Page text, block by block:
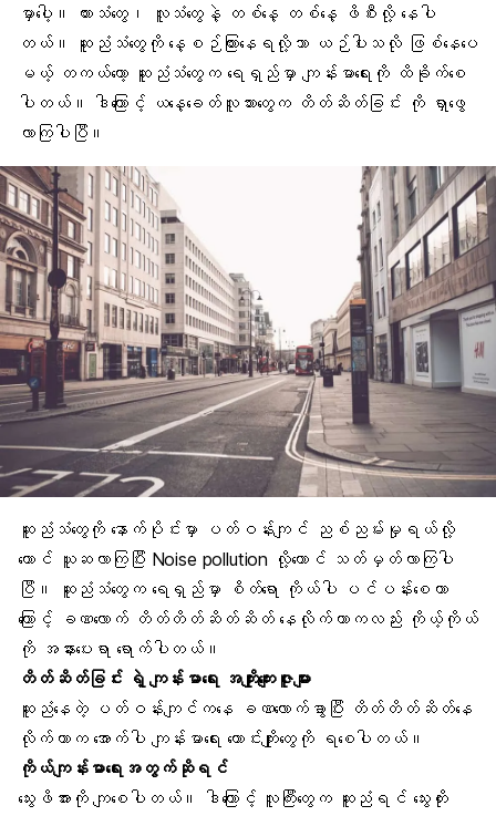
မှာပေါ့။ ကားသံတွေ၊ လူသံတွေနဲ့ တစ်နေ့ တစ်နေ့ ဖိစီးလို့ နေပါ
တယ်။ ဆူညံသံတွေကို နေ့စဉ်ကြားနေရလို့သာ ယဉ်ပါးသလို ဖြစ်နေပေ
မယ့် တကယ်တော့ ဆူညံသံတွေက ရေရှည်မှာ ကျန်းမာရေးကို ထိခိုက်စေ
ပါတယ်။ ဒါကြောင့် ယနေ့ခေတ်လူသားတွေက တိတ်ဆိတ်ခြင်း ကို ရှာဖွေ
လာကြပါပြီ။
ဆူညံသံတွေကို နောက်ပိုင်းမှာ ပတ်ဝန်းကျင် ညစ်ညမ်းမှုရယ်လို့
တောင် ယူဆလာကြပြီး Noise pollution လို့တောင် သတ်မှတ်လာကြပါ
ပြီ။ ဆူညံသံတွေက ရေရှည်မှာ စိတ်ရော ကိုယ်ပါ ပင်ပန်းစေတာ
ကြောင့် ခဏလောက် တိတ်တိတ်ဆိတ်ဆိတ် နေလိုက်တာကလည်း ကိုယ့်ကိုယ်
ကို အနားပေးရာ ရောက်ပါတယ်။
တိတ်ဆိတ်ခြင်း ရဲ့ ကျန်းမာရေး အကျိုးကျေးဇူးများ
ဆူညံနေတဲ့ ပတ်ဝန်းကျင်ကနေ ခဏလောက်ခွာပြီး တိတ်တိတ်ဆိတ်နေ
လိုက်တာက အောက်ပါ ကျန်းမာရေး ကောင်းကျိုးတွေကို ရစေပါတယ်။
ကိုယ်ကျန်းမာရေးအတွက်ဆိုရင်
သွေးဖိအားကို ကျစေပါတယ်။ ဒါကြောင့် လူကြီးတွေက ဆူညံရင် သွေးတိုး